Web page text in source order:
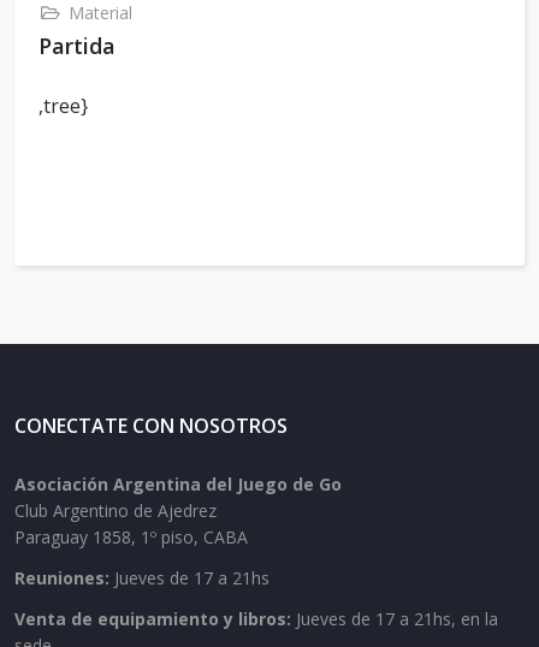
Material
Partida
,tree}
CONECTATE CON NOSOTROS
Asociación Argentina del Juego de Go
Club Argentino de Ajedrez
Paraguay 1858, 1º piso, CABA
Reuniones: Jueves de 17 a 21hs
Venta de equipamiento y libros: Jueves de 17 a 21hs, en la